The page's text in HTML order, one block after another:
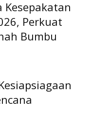
Perkuat
Bumbu